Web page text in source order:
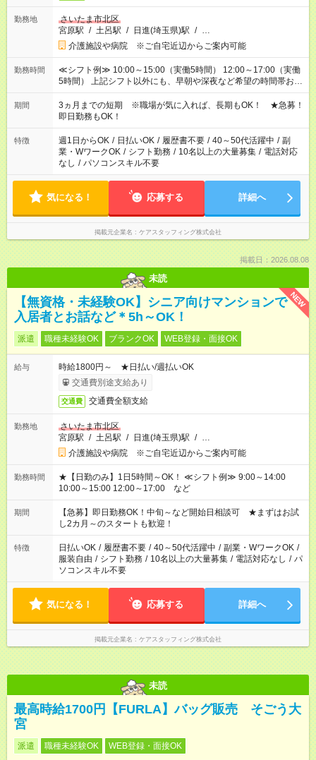
勤務地
さいたま市北区
宮原駅 / 土呂駅 / 日進(埼玉県)駅 / …
介護施設や病院 ※ご自宅近辺からご案内可能
勤務時間
≪シフト例≫ 10:00～15:00（実働5時間） 12:00～17:00（実働
5時間） 上記シフト以外にも、早朝や深夜など希望の時間帯お聞
かせください！ 事前に担当からヒアリングもしますので、ご安
心ください！
期間
3ヵ月までの短期 ※職場が気に入れば、長期もOK！ ★急募！
即日勤務もOK！
特徴 週1日からOK / 日払いOK / 履歴書不要 / 40～50代活躍中 / 副
業・WワークOK / シフト勤務 / 10名以上の大量募集 / 電話対応
なし / パソコンスキル不要
気になる！ 応募する 詳細へ
掲載元企業名 ケアスタッフィング株式会社
掲載日：2026.08.08
未読
NEW
【無資格・未経験OK】シニア向けマンションで
入居者とお話など＊5h～OK！
派遣 職種未経験OK ブランクOK WEB登録・面接OK
給与
時給1800円～ ★日払い/週払いOK
交通費別途支給あり
交通費 交通費全額支給
勤務地
さいたま市北区
宮原駅 / 土呂駅 / 日進(埼玉県)駅 / …
介護施設や病院 ※ご自宅近辺からご案内可能
勤務時間
★【日勤のみ】1日5時間～OK！ ≪シフト例≫ 9:00～14:00
10:00～15:00 12:00～17:00 など
期間
【急募】即日勤務OK！中旬～など開始日相談可 ★まずはお試
し2カ月～のスタートも歓迎！
特徴 日払いOK / 履歴書不要 / 40～50代活躍中 / 副業・WワークOK /
服装自由 / シフト勤務 / 10名以上の大量募集 / 電話対応なし / パ
ソコンスキル不要
気になる！ 応募する 詳細へ
掲載元企業名 ケアスタッフィング株式会社
未読
最高時給1700円【FURLA】バッグ販売 そごう大
宮
派遣 職種未経験OK WEB登録・面接OK